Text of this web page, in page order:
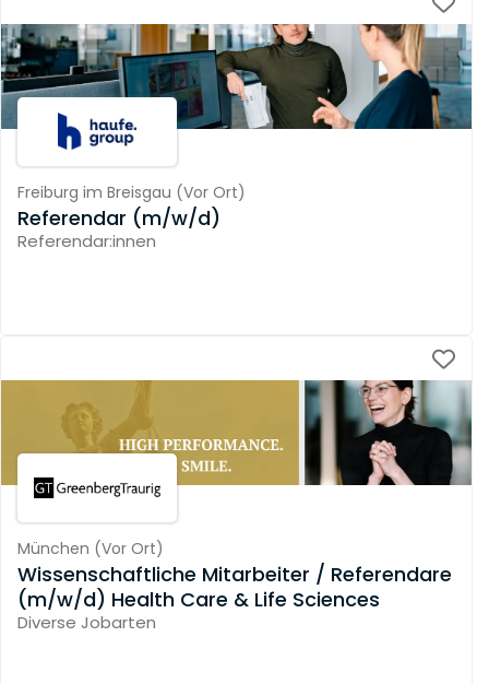
Freiburg im Breisgau (Vor Ort)
Referendar (m/w/d)
Referendar:innen
München (Vor Ort)
Wissenschaftliche Mitarbeiter / Referendare
(m/w/d) Health Care & Life Sciences
Diverse Jobarten